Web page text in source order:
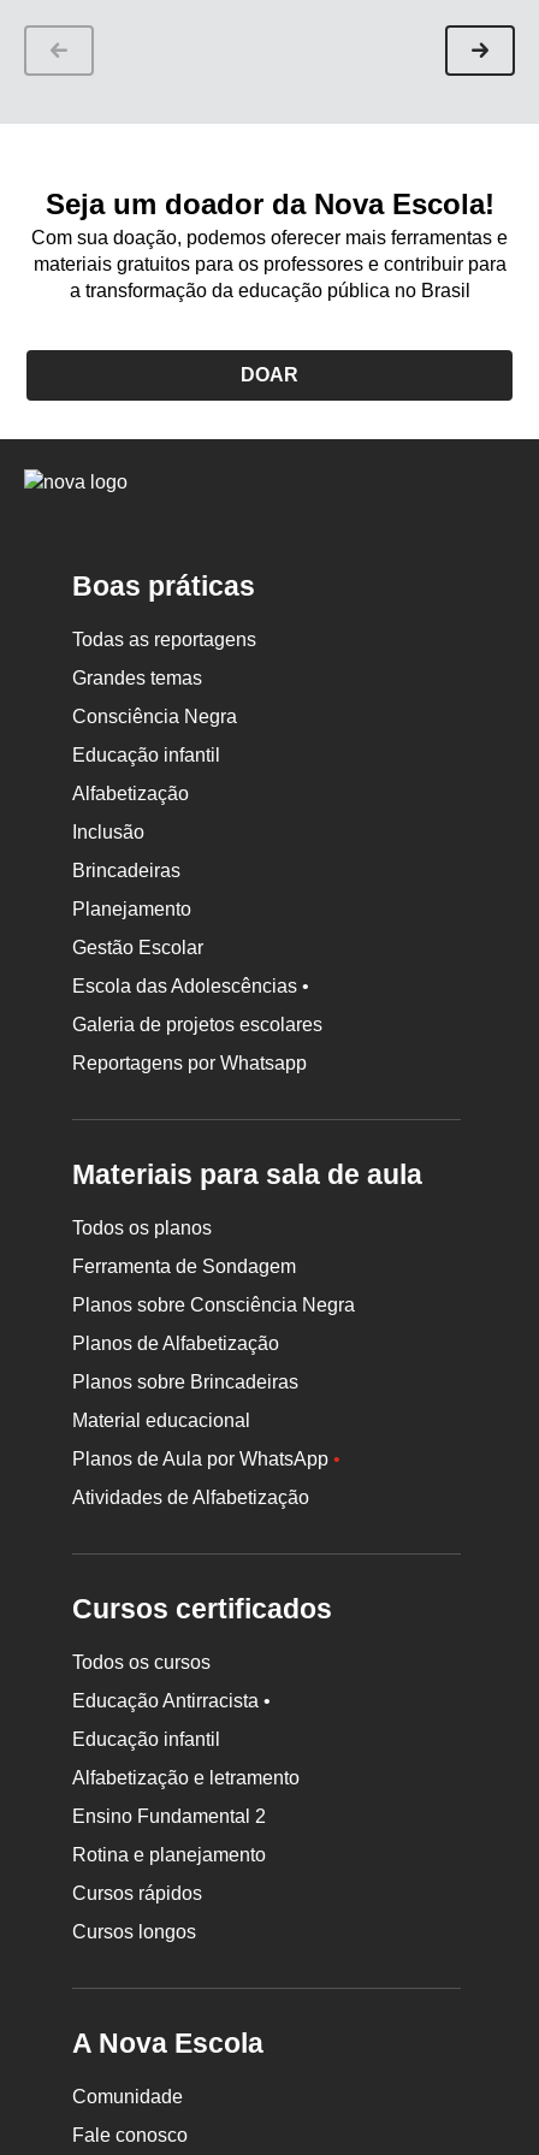
Seja um doador da Nova Escola!
Com sua doação, podemos oferecer mais ferramentas e
materiais gratuitos para os professores e contribuir para
a transformação da educação pública no Brasil
DOAR
Logo
Boas práticas
Todas as reportagens
Grandes temas
Consciência Negra
Educação infantil
Alfabetização
Inclusão
Brincadeiras
Planejamento
Gestão Escolar
Escola das Adolescências •
Galeria de projetos escolares
Reportagens por Whatsapp
Materiais para sala de aula
Todos os planos
Ferramenta de Sondagem
Planos sobre Consciência Negra
Planos de Alfabetização
Planos sobre Brincadeiras
Material educacional
Planos de Aula por WhatsApp•
Atividades de Alfabetização
Cursos certificados
Todos os cursos
Educação Antirracista •
Educação infantil
Alfabetização e letramento
Ensino Fundamental 2
Rotina e planejamento
Cursos rápidos
Cursos longos
A Nova Escola
Comunidade
Fale conosco